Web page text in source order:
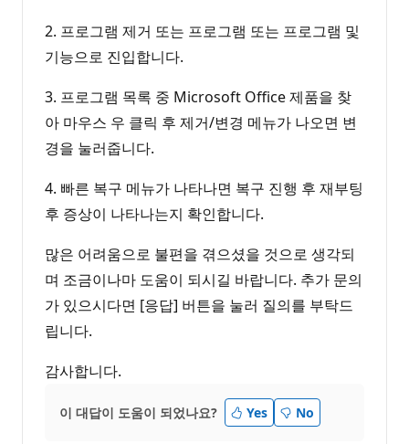
2. 프로그램 제거 또는 프로그램 또는 프로그램 및
기능으로 진입합니다.
3. 프로그램 목록 중 Microsoft Office 제품을 찾
아 마우스 우 클릭 후 제거/변경 메뉴가 나오면 변
경을 눌러줍니다.
4. 빠른 복구 메뉴가 나타나면 복구 진행 후 재부팅
후 증상이 나타나는지 확인합니다.
많은 어려움으로 불편을 겪으셨을 것으로 생각되
며 조금이나마 도움이 되시길 바랍니다. 추가 문의
가 있으시다면 [응답] 버튼을 눌러 질의를 부탁드
립니다.
감사합니다.
이 대답이 도움이 되었나요? Yes No